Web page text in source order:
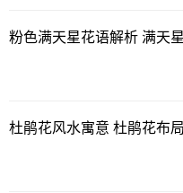
那样色彩鲜艳，但是却正
有历史记载的兰花栽种史
粉色满天星花语解析 满天
杜鹃花风水寓意 杜鹃花布